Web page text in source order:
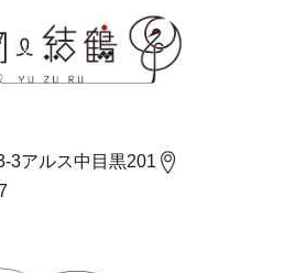
3アルス中目黒201